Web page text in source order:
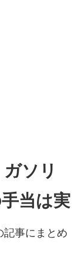
ガソリ
当は実
記事にまとめ